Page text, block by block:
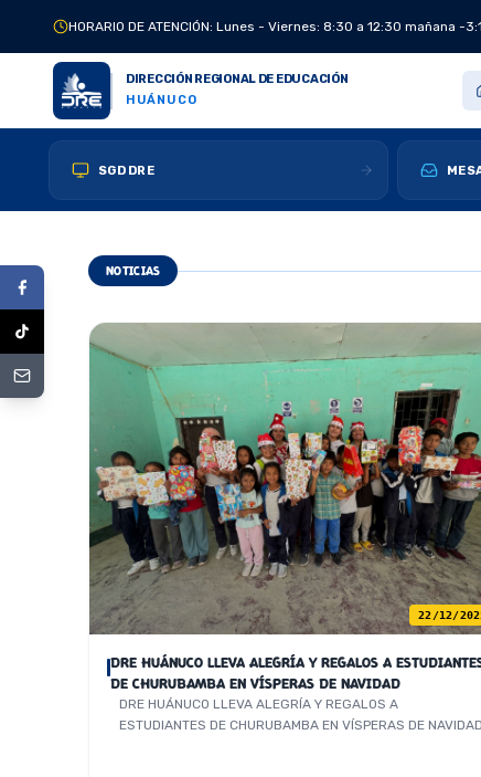
HORARIO DE ATENCIÓN: Lunes - Viernes: 8:30 a 12:30 mañana -
DIRECCIÓN REGIONAL DE EDUCACIÓN
HUÁNUCO
SGD DRE
NOTICIAS
22/12/
DRE HUÁNUCO LLEVA ALEGRÍA Y REGALOS A
DE CHURUBAMBA EN VÍSPERAS DE NAVIDAD
DRE HUÁNUCO LLEVA ALEGRÍA Y REGALOS A
ESTUDIANTES DE CHURUBAMBA EN VÍSPERAS DE NAVIDAD